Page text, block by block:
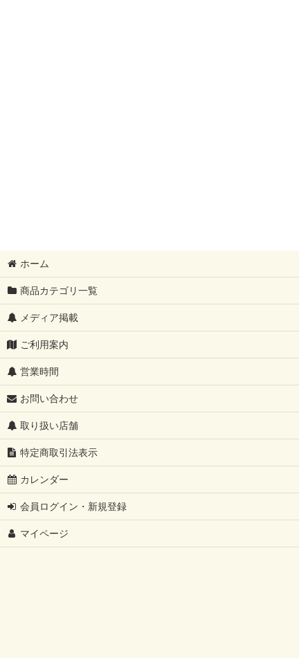
ホーム
商品カテゴリ一覧
メディア掲載
ご利用案内
営業時間
お問い合わせ
取り扱い店舗
特定商取引法表示
カレンダー
会員ログイン・新規登録
マイページ